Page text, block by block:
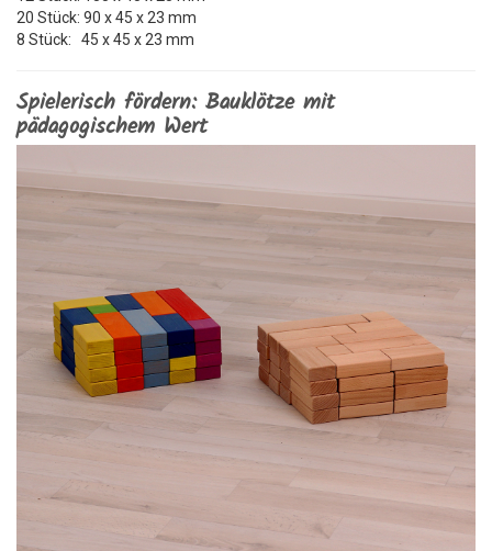
20 Stück: 90 x 45 x 23 mm
8 Stück: 45 x 45 x 23 mm
Spielerisch fördern: Bauklötze mit
pädagogischem Wert